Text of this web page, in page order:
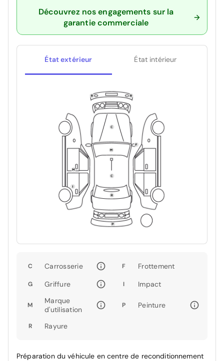
Découvrez nos engagements sur la
garantie commerciale
État extérieur État intérieur
C Carrosserie F Frottement
G Griffure I Impact
M
Marque
d'utilisation
P Peinture
R Rayure
Préparation du véhicule en centre de reconditionnement